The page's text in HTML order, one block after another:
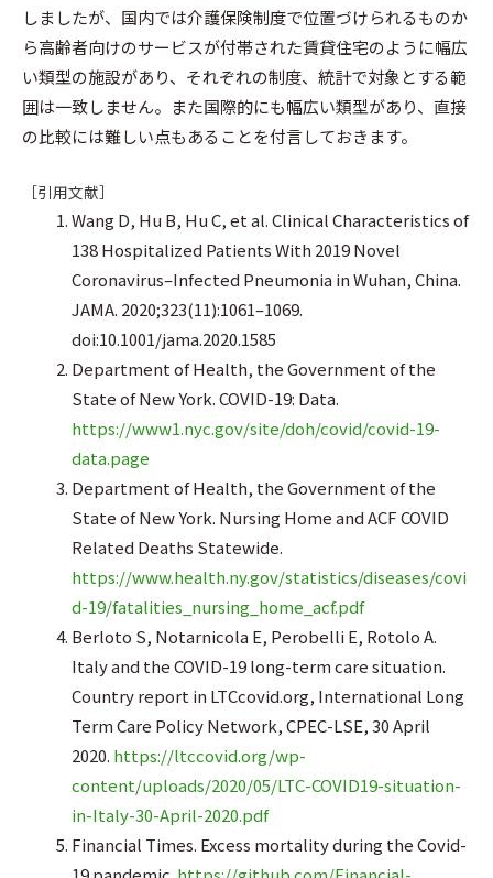
しましたが、国内では介護保険制度で位置づけられるものか
ら高齢者向けのサービスが付帯された賃貸住宅のように幅広
い類型の施設があり、それぞれの制度、統計で対象とする範
囲は一致しません。また国際的にも幅広い類型があり、直接
の比較には難しい点もあることを付言しておきます。
［引用文献］
Wang D, Hu B, Hu C, et al. Clinical Characteristics of
138 Hospitalized Patients With 2019 Novel
Coronavirus–Infected Pneumonia in Wuhan, China.
JAMA. 2020;323(11):1061–1069.
doi:10.1001/jama.2020.1585
Department of Health, the Government of the
State of New York. COVID-19: Data.
https://www1.nyc.gov/site/doh/covid/covid-19-
data.page
Department of Health, the Government of the
State of New York. Nursing Home and ACF COVID
Related Deaths Statewide.
https://www.health.ny.gov/statistics/diseases/covi
d-19/fatalities_nursing_home_acf.pdf
Berloto S, Notarnicola E, Perobelli E, Rotolo A.
Italy and the COVID-19 long-term care situation.
Country report in LTCcovid.org, International Long
Term Care Policy Network, CPEC-LSE, 30 April
2020. https://ltccovid.org/wp-
content/uploads/2020/05/LTC-COVID19-situation-
in-Italy-30-April-2020.pdf
Financial Times. Excess mortality during the Covid-